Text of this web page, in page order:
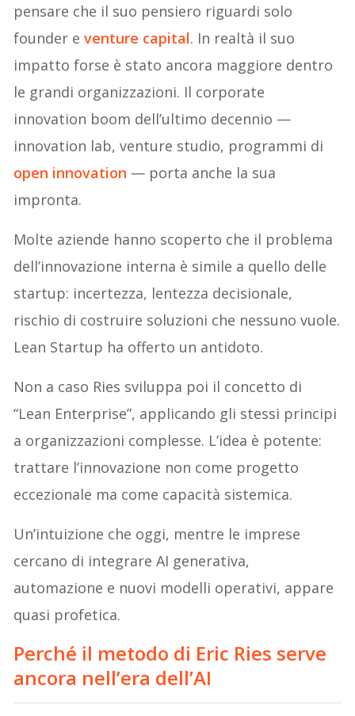
pensare che il suo pensiero riguardi solo
founder eventure capital. In realtà il suo
impatto forse è stato ancora maggiore dentro
le grandi organizzazioni. Il corporate
innovation boom dell’ultimo decennio —
innovation lab, venture studio, programmi di
open innovation — porta anche la sua
impronta.
Molte aziende hanno scoperto che il problema
dell’innovazione interna è simile a quello delle
startup: incertezza, lentezza decisionale,
rischio di costruire soluzioni che nessuno vuole.
Lean Startup ha offerto un antidoto.
Non a caso Ries sviluppa poi il concetto di
“Lean Enterprise”, applicando gli stessi principi
a organizzazioni complesse. L’idea è potente:
trattare l’innovazione non come progetto
eccezionale ma come capacità sistemica.
Un’intuizione che oggi, mentre le imprese
cercano di integrare AI generativa,
automazione e nuovi modelli operativi, appare
quasi profetica.
Perché il metodo di Eric Ries serve
ancora nell’era dell’AI